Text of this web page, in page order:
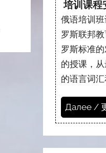
培训课程
俄语培训
罗斯联邦
罗斯标准
的授课，
的语言词汇
Далее /